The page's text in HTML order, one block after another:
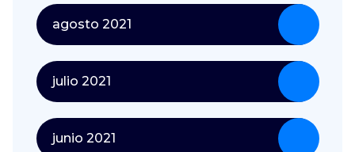
agosto 2021
julio 2021
junio 2021